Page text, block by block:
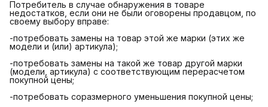
Потребитель в случае обнаружения в товаре
недостатков, если они не были оговорены продавцом, по
своему выбору вправе:
-потребовать замены на товар этой же марки (этих же
модели и (или) артикула);
-потребовать замены на такой же товар другой марки
(модели, артикула) с соответствующим перерасчетом
покупной цены;
-потребовать соразмерного уменьшения покупной цены;